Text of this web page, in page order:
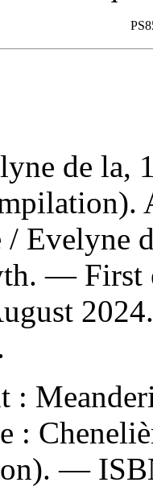
de la,
/ Evelyne
—
:
:
—